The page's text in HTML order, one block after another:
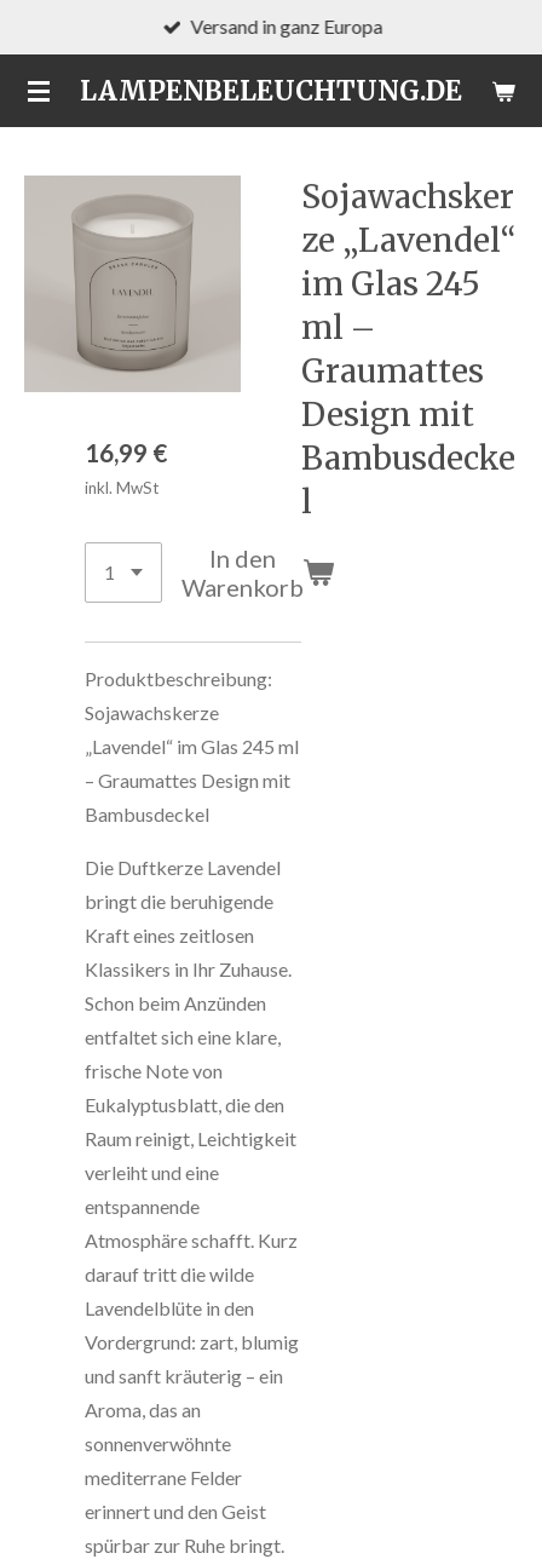
Hauptinhalt
springenLAMPENBELEUCHTUNG.DE
Versand in ganz Europa
Sojawachsker
ze „Lavendel“
im Glas 245
ml –
Graumattes
Design mit
Bambusdecke
l
16,99 €
inkl. MwSt
In den
Warenkorb
Produktbeschreibung:
Sojawachskerze
„Lavendel“ im Glas 245 ml
– Graumattes Design mit
Bambusdeckel
Die Duftkerze Lavendel
bringt die beruhigende
Kraft eines zeitlosen
Klassikers in Ihr Zuhause.
Schon beim Anzünden
entfaltet sich eine klare,
frische Note von
Eukalyptusblatt, die den
Raum reinigt, Leichtigkeit
verleiht und eine
entspannende
Atmosphäre schafft. Kurz
darauf tritt die wilde
Lavendelblüte in den
Vordergrund: zart, blumig
und sanft kräuterig – ein
Aroma, das an
sonnenverwöhnte
mediterrane Felder
erinnert und den Geist
spürbar zur Ruhe bringt.